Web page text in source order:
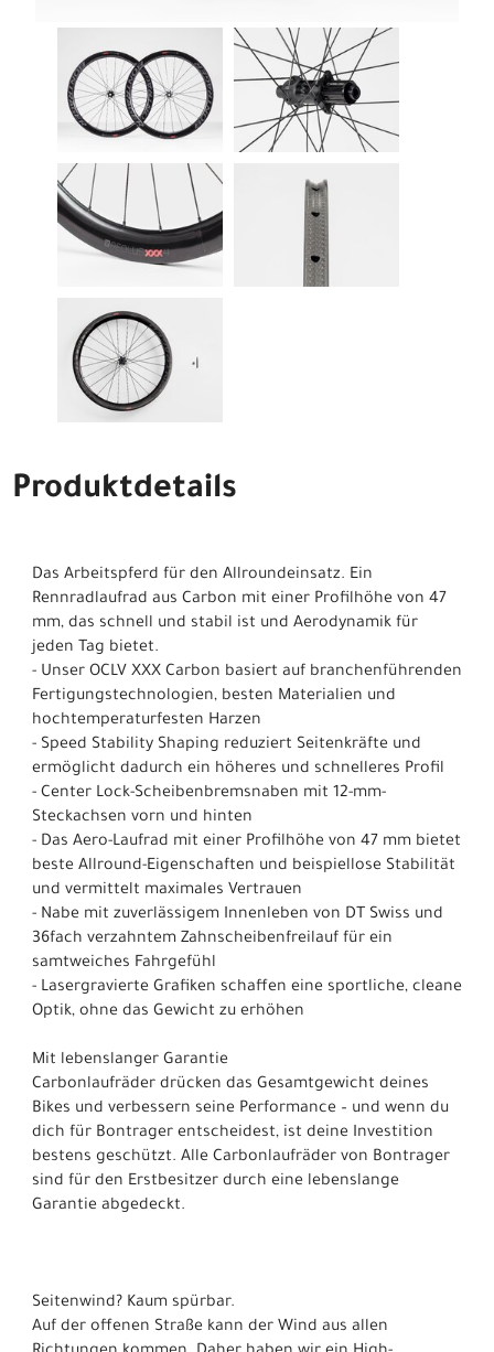
Produktdetails
Das Arbeitspferd für den Allroundeinsatz. Ein
Rennradlaufrad aus Carbon mit einer Profilhöhe von 47
mm, das schnell und stabil ist und Aerodynamik für
jeden Tag bietet.
- Unser OCLV XXX Carbon basiert auf branchenführenden
Fertigungstechnologien, besten Materialien und
hochtemperaturfesten Harzen
- Speed Stability Shaping reduziert Seitenkräfte und
ermöglicht dadurch ein höheres und schnelleres Profil
- Center Lock-Scheibenbremsnaben mit 12-mm-
Steckachsen vorn und hinten
- Das Aero-Laufrad mit einer Profilhöhe von 47 mm bietet
beste Allround-Eigenschaften und beispiellose Stabilität
und vermittelt maximales Vertrauen
- Nabe mit zuverlässigem Innenleben von DT Swiss und
36fach verzahntem Zahnscheibenfreilauf für ein
samtweiches Fahrgefühl
- Lasergravierte Grafiken schaffen eine sportliche, cleane
Optik, ohne das Gewicht zu erhöhen
Mit lebenslanger Garantie
Carbonlaufräder drücken das Gesamtgewicht deines
Bikes und verbessern seine Performance – und wenn du
dich für Bontrager entscheidest, ist deine Investition
bestens geschützt. Alle Carbonlaufräder von Bontrager
sind für den Erstbesitzer durch eine lebenslange
Garantie abgedeckt.
Seitenwind? Kaum spürbar.
Auf der offenen Straße kann der Wind aus allen